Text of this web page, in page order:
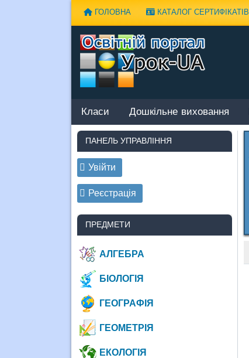
ГОЛОВНА КАТАЛОГ СЕРТИФІКАТІВ
Класи Дошкільне виховання
ПАНЕЛЬ УПРАВЛІННЯ
Увійти
Реєстрація
ПРЕДМЕТИ
АЛГЕБРА
БІОЛОГІЯ
ГЕОГРАФІЯ
ГЕОМЕТРІЯ
ЕКОЛОГІЯ